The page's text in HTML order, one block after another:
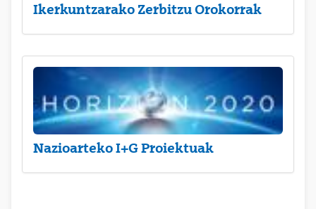
Ikerkuntzarako Zerbitzu Orokorrak
Nazioarteko I+G Proiektuak